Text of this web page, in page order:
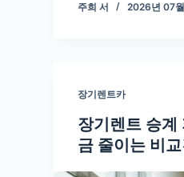
주희 서 2026년 07
장기렌트카
장기렌트 승계
금 줄이는 비